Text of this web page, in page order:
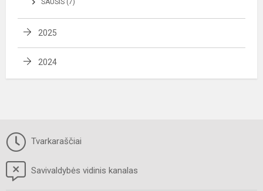
2025
2024
Tvarkaraščiai
Savivaldybės vidinis kanalas